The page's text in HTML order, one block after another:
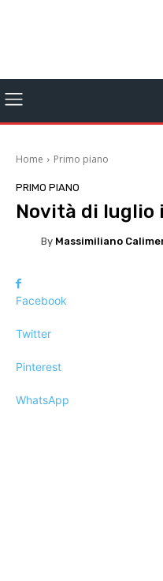
Home Primo piano
PRIMO PIANO
Novità di luglio
By Massimiliano
Facebook
Twitter
Pinterest
WhatsApp